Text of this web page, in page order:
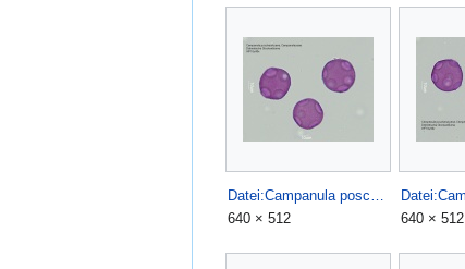
Datei:Campanula poscharskyana (4).jpg
640 × 512
640 × 512